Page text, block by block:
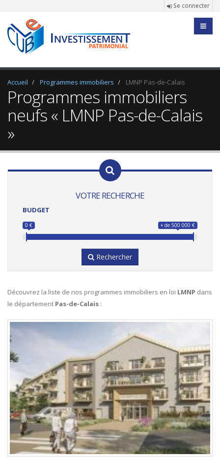
Se connecter
Accueil Programmes immobiliers LMNP Pas-de-Calais
Programmes immobiliers
neufs « LMNP Pas-de-Calais
»
VOTRE RECHERCHE
BUDGET
0 € + de 500 000 €
Rechercher
Découvrez la liste de nos programmes immobiliers en loi LMNP dans
le département Pas-de-Calais :